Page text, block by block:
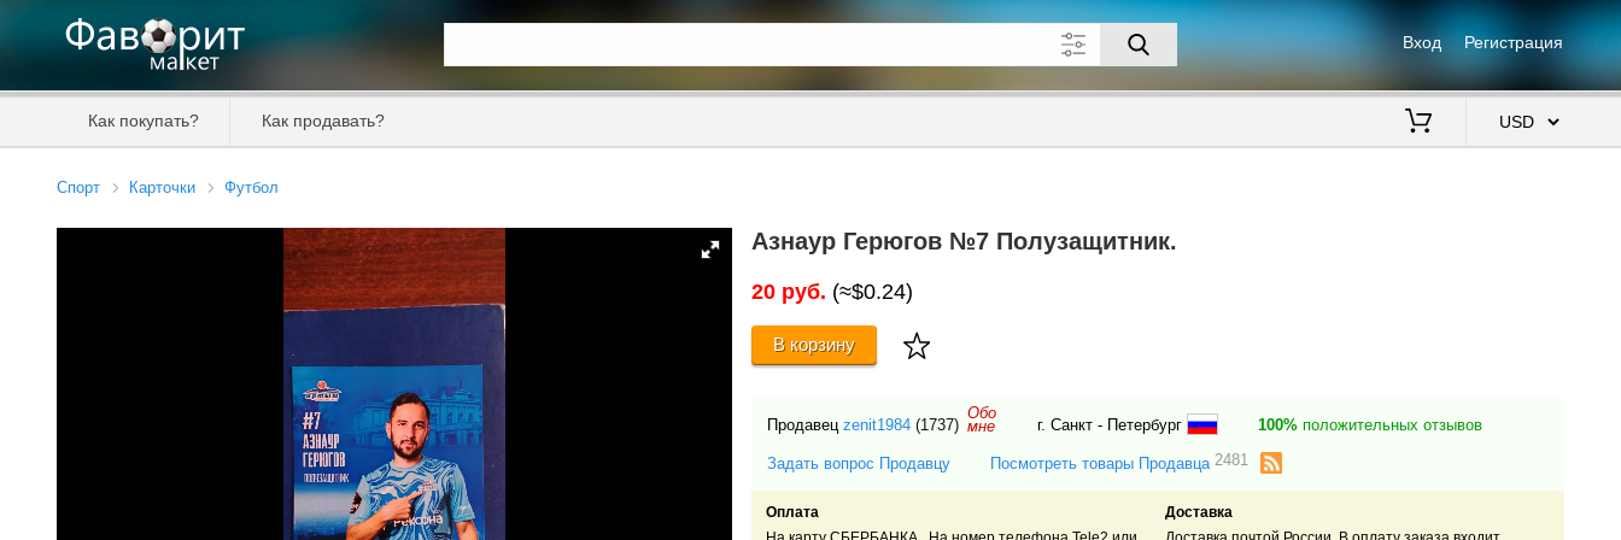
Вход Регистрация
Как покупать? Как продавать?
Спорт Карточки Футбол
Азнаур Герюгов №7 Полузащитник.
20 руб. (≈$0.24)
В корзину
Продавец zenit1984 (1737)
Обо
мне г. Санкт - Петербург 100%положительных отзывов
Задать вопрос Продавцу Посмотреть товары Продавца 2481
Оплата
Доставка